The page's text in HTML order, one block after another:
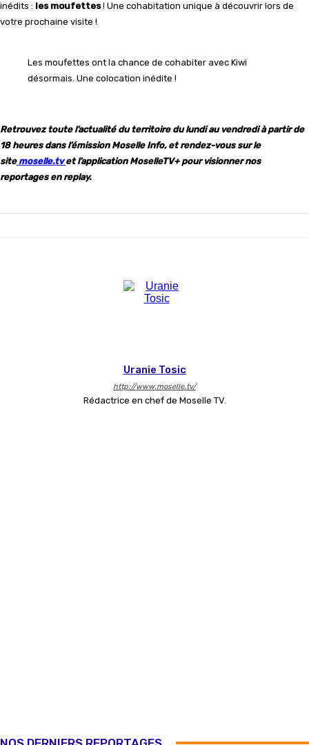
inédits : les moufettes! Une cohabitation unique à découvrir lors de
votre prochaine visite !
Les moufettes ont la chance de cohabiter avec Kiwi
désormais. Une colocation inédite !
Retrouvez toute l’actualité du territoire du lundi au vendredi à partir de
18 heures dans l’émission Moselle Info, et rendez-vous sur le
sitemoselle.tvet l’application MoselleTV+ pour visionner nos
reportages en replay.
Uranie Tosic
http://www.moselle.tv/
Rédactrice en chef de Moselle TV.